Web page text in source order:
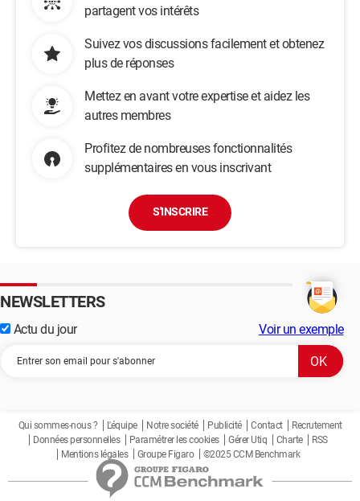
partagent vos intérêts
Suivez vos discussions facilement et obtenez
plus de réponses
Mettez en avant votre expertise et aidez les
autres membres
Profitez de nombreuses fonctionnalités
supplémentaires en vous inscrivant
S'INSCRIRE
NEWSLETTERS
Actu du jour Voir un exemple
Qui sommes-nous ? L'équipe Notre société Publicité Contact
Recrutement
Données personnelles
Paramétrer les cookies Gérer Utiq Charte
RSS
Mentions légales
Groupe Figaro ©2025 CCM Benchmark